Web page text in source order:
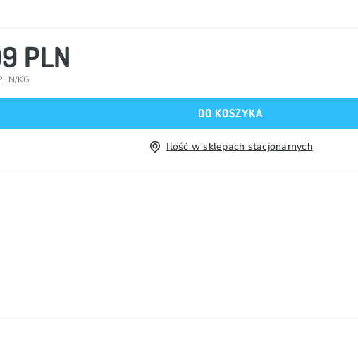
PLN
KG
DO KOSZYKA
Ilość w sklepach stacjonarnych